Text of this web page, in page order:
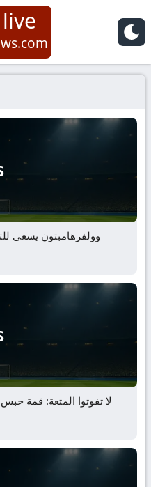
وولفرهامبتون يسعى
لا تفوتوا المتعة: قمة